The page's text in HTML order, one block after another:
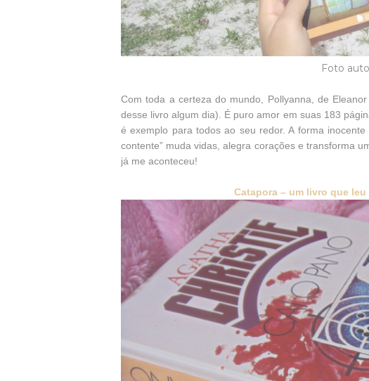
Foto
Com toda a certeza do mundo, Pollyanna, de
desse livro algum dia). É puro amor em suas 183
é exemplo para todos ao seu redor. A forma
contente” muda vidas, alegra corações e transforma
já me aconteceu!
Catapora – um livro que